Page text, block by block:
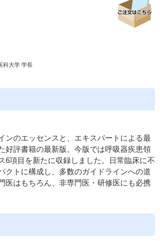
科大学 学長
ンのエッセンスと、エキスパートによる最
好評書籍の最新版。今版では呼吸器疾患領
6項目を新たに収録しました。日常臨床に不
クトに構成し、多数のガイドラインへの道
医はもちろん、非専門医・研修医にも必携